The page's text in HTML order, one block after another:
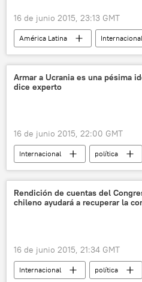
16 de junio 2015, 23:13 GMT
América Latina
Internacional
Nicaragua
EEUU
Rossotrudnichestvo
Rusia
Armar a Ucrania es una pésima
dice experto
16 de junio 2015, 22:00 GMT
Internacional política
Paul Saunders
Center for the National Interest
🛡️ Industria militar
Rendición de cuentas del
chileno ayudará a recuperar la
16 de junio 2015, 21:34 GMT
Internacional política